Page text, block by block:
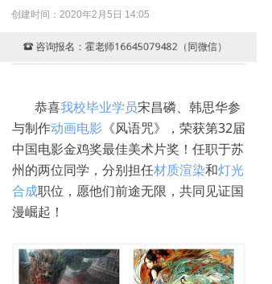
创建时间： 2020年2月5日 14:05
恭喜我校毕业学员宋昌磷、韩思华参
与制作动画电影 《风语咒》，荣获第32届
中国电影金鸡奖最佳美术片奖！任职于苏
州的两位同学，分别担任材质渲染和灯光
合成职位，愿他们前途无限，共同见证国
漫崛起！
뀰 咨询报名：霍老师16645079482（同微信）